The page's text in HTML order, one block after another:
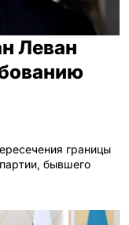
Леван
границы
бывшего